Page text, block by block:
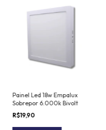
Painel Led 18w Empalux
Sobrepor 6.000k Bivolt
R$19,90